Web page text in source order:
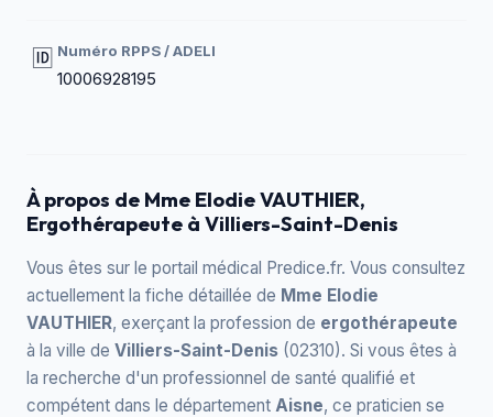
🆔 Numéro RPPS / ADELI
10006928195
À propos de Mme Elodie VAUTHIER,
Ergothérapeute à Villiers-Saint-Denis
Vous êtes sur le portail médical Predice.fr. Vous consultez
actuellement la fiche détaillée de Mme Elodie
VAUTHIER, exerçant la profession de ergothérapeute
à la ville de Villiers-Saint-Denis (02310). Si vous êtes à
la recherche d'un professionnel de santé qualifié et
compétent dans le département Aisne, ce praticien se